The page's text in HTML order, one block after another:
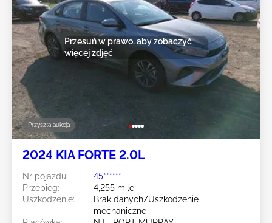
Przyszła aukcja
Przesuń w prawo, aby zobaczyć
więcej zdjęć
2024 KIA FORTE 2.0L
Nr pojazdu:
45******
Przebieg:
4,255 mile
Uszkodzenie:
Brak danych/Uszkodzenie
mechaniczne